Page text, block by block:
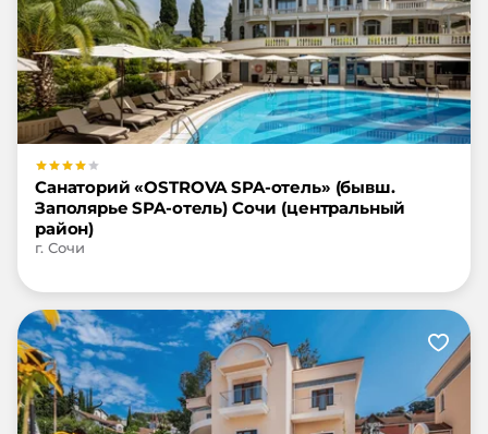
Санаторий «OSTROVA SPA-отель» (бывш.
Заполярье SPA-отель) Сочи (центральный
район)
г. Сочи